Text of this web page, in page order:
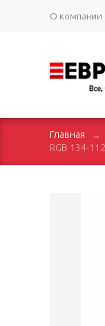
О компании
Главная
RGB 134-112